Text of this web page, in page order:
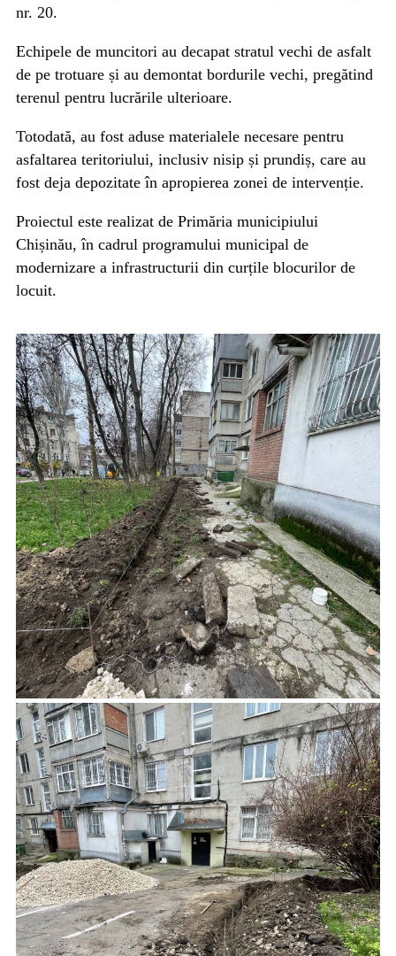
nr. 20.
Echipele de muncitori au decapat stratul vechi de asfalt
de pe trotuare și au demontat bordurile vechi, pregătind
terenul pentru lucrările ulterioare.
Totodată, au fost aduse materialele necesare pentru
asfaltarea teritoriului, inclusiv nisip și prundiș, care au
fost deja depozitate în apropierea zonei de intervenție.
Proiectul este realizat de Primăria municipiului
Chișinău, în cadrul programului municipal de
modernizare a infrastructurii din curțile blocurilor de
locuit.